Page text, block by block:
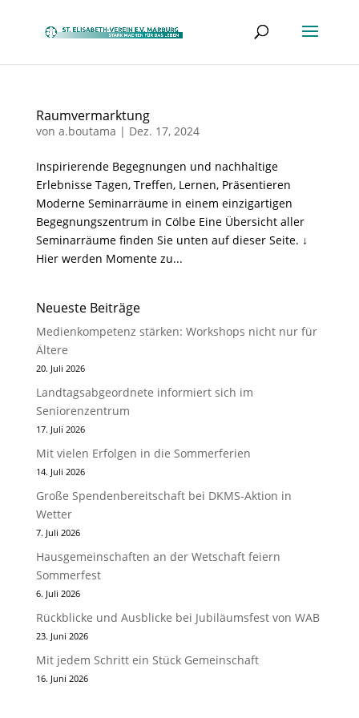
Raumvermarktung
von a.boutama | Dez. 17, 2024
Inspirierende Begegnungen und nachhaltige
Erlebnisse Tagen, Treffen, Lernen, Präsentieren
Moderne Seminarräume in einem einzigartigen
Begegnungszentrum in Cölbe Eine Übersicht aller
Seminarräume finden Sie unten auf dieser Seite. ↓
Hier werden Momente zu...
Neueste Beiträge
Medienkompetenz stärken: Workshops nicht nur für
Ältere
20. Juli 2026
Landtagsabgeordnete informiert sich im
Seniorenzentrum
17. Juli 2026
Mit vielen Erfolgen in die Sommerferien
14. Juli 2026
Große Spendenbereitschaft bei DKMS-Aktion in
Wetter
7. Juli 2026
Hausgemeinschaften an der Wetschaft feiern
Sommerfest
6. Juli 2026
Rückblicke und Ausblicke bei Jubiläumsfest von WAB
23. Juni 2026
Mit jedem Schritt ein Stück Gemeinschaft
16. Juni 2026